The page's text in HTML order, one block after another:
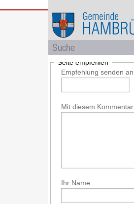
Bürgerservice
GemeindeBildung
und
Soziales
Rathaus
und
Politik
Seite empfehlen
Empfehlung senden an
Mit diesem Kommentar
Ihr Name